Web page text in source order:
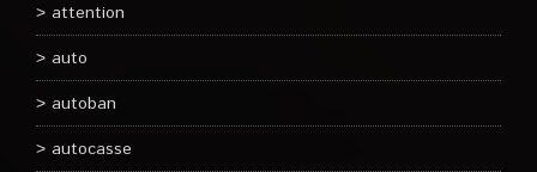
attention
auto
autoban
autocasse